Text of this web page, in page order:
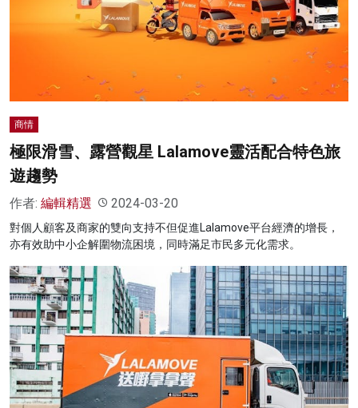
商情
極限滑雪、露營觀星 Lalamove靈活配合特色旅
遊趨勢
作者: 編輯精選 2024-03-20
對個人顧客及商家的雙向支持不但促進Lalamove平台經濟的增長，
亦有效助中小企解圍物流困境，同時滿足市民多元化需求。